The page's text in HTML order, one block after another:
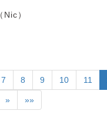
）
7 8 9 10 11
» »»